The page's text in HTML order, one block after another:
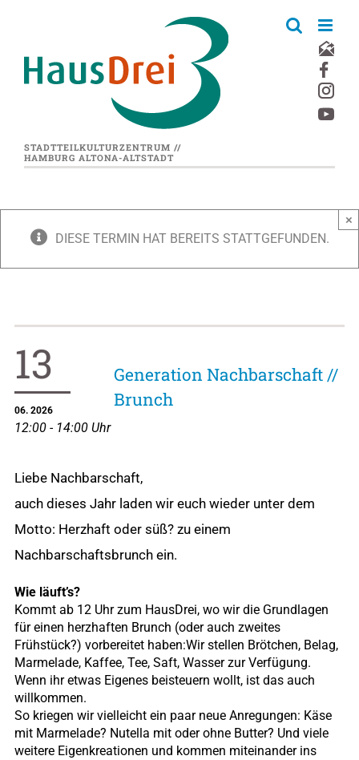
STADTTEILKULTURZENTRUM //
HAMBURG ALTONA-ALTSTADT
DIESE TERMIN HAT BEREITS STATTGEFUNDEN.
×
13
06. 2026
12:00 - 14:00 Uhr
Generation Nachbarschaft //
Brunch
Liebe Nachbarschaft,
auch dieses Jahr laden wir euch wieder unter dem
Motto: Herzhaft oder süß? zu einem
Nachbarschaftsbrunch ein.
Wie läuft’s?
Kommt ab 12 Uhr zum HausDrei, wo wir die Grundlagen
für einen herzhaften Brunch (oder auch zweites
Frühstück?) vorbereitet haben:Wir stellen Brötchen, Belag,
Marmelade, Kaffee, Tee, Saft, Wasser zur Verfügung.
Wenn ihr etwas Eigenes beisteuern wollt, ist das auch
willkommen.
So kriegen wir vielleicht ein paar neue Anregungen: Käse
mit Marmelade? Nutella mit oder ohne Butter? Und viele
weitere Eigenkreationen und kommen miteinander ins